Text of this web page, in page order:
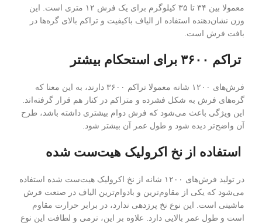
معمولا بین ۳۴ تا ۳۵ کیلوگرم برای یک فرش ۱۲ متری است. این
وزن نشان‌دهنده استفاده از الیاف باکیفیت و تراکم بالای گره‌ها در
بافت فرش است.
تراکم ۳۶۰۰ برای استحکام بیشتر
فرش‌های ۱۲۰۰ شانه معمولا تراکم ۳۶۰۰ دارند، به این معنا که
گره‌های فرش به شکل فشرده و متراکم در کنار هم قرار گرفته‌اند.
این ویژگی باعث می‌شود که فرش دوام بیشتری داشته باشد، طرح
آن واضح‌تر دیده شود و طول عمر آن بیشتر شود.
استفاده از نخ اکرولیک هیت‌ست شده
در تولید فرش‌های ۱۲۰۰ شانه از نخ اکرولیک هیت‌ست شده استفاده
می‌شود که یکی از مقاوم‌ترین و بادوام‌ترین الیاف در صنعت فرش
ماشینی است. این نوع نخ پرزدهی ندارد، در برابر حرارت مقاوم
است و طول عمر بالایی دارد. علاوه بر این، نرمی و لطافت این نوع